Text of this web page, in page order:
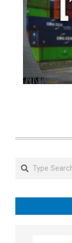
Search